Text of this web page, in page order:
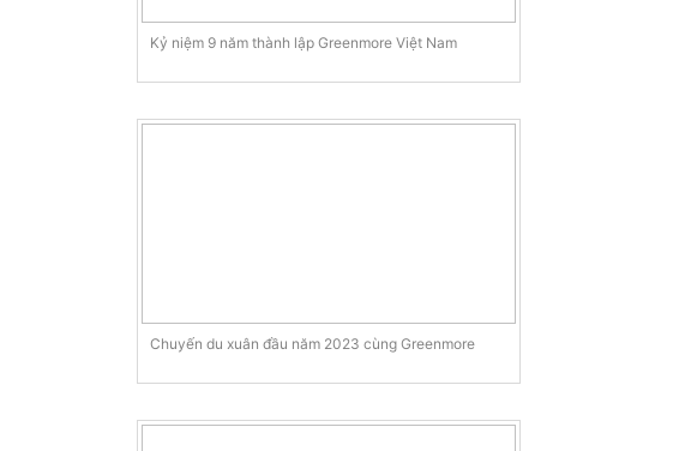
Kỷ niệm 9 năm thành lập Greenmore Việt Nam
Chuyến du xuân đầu năm 2023 cùng Greenmore